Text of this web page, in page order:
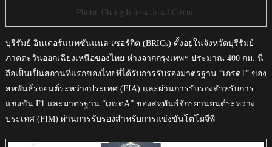
Photo: Chang International Circuit
บุรีรัมย์ อินเตอร์แนทชันแนล เซอร์กิต (BRICs) ตั้งอยู่ในจังหวัดบุรีรัมย์
ภาคตะวันออกเฉียงเหนือของไทย ห่างจากกรุงเทพฯ ประมาณ 400 กม. นี่
ถือเป็นเป็นสถานที่แรกของไทยที่ได้รับการรับรองมาตรฐาน “เกรด1” ของ
สหพันธ์รถยนต์ระหว่างประเทศ (FIA) และผ่านการรับรองสำหรับการ
แข่งขัน F1 และมาตรฐาน “เกรดA” ของสหพันธ์จักรยานยนต์ระหว่าง
ประเทศ (FIM) ผ่านการรับรองสำหรับการแข่งขันโตโมจีพี